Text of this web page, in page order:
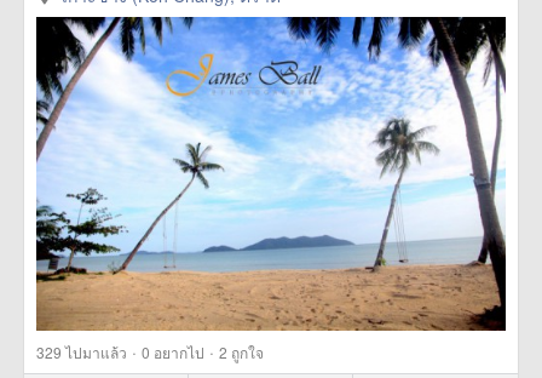
329ไปมาแล้ว · 0 อยากไป · 2 ถูกใจ